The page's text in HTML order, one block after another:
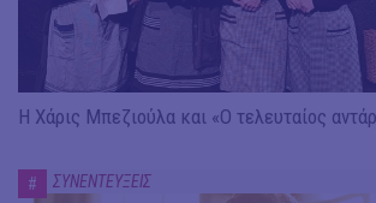
Η Χάρις Μπεζιούλα και «Ο τελευταίος
# ΣΥΝΕΝΤΕΥΞΕΙΣ